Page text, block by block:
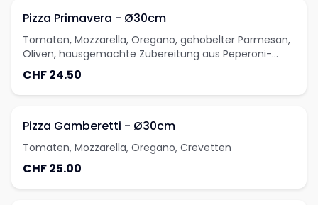
Pizza Primavera - Ø30cm
Tomaten, Mozzarella, Oregano, gehobelter Parmesan,
Oliven, hausgemachte Zubereitung aus Peperoni-
Zucchetti
CHF 24.50
Pizza Gamberetti - Ø30cm
Tomaten, Mozzarella, Oregano, Crevetten
CHF 25.00